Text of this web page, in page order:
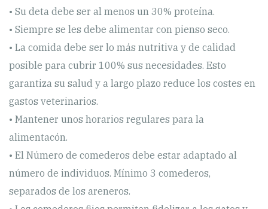
• Su deta debe ser al menos un 30% proteína.
• Siempre se les debe alimentar con pienso seco.
• La comida debe ser lo más nutritiva y de calidad
posible para cubrir 100% sus necesidades. Esto
garantiza su salud y a largo plazo reduce los costes en
gastos veterinarios.
• Mantener unos horarios regulares para la
alimentacón.
• El Número de comederos debe estar adaptado al
número de individuos. Mínimo 3 comederos,
separados de los areneros.